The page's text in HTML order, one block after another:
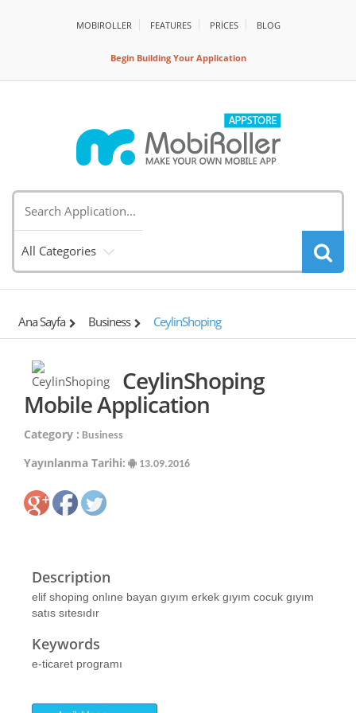
MOBIROLLER FEATURES PRİCES BLOG
Begin Building Your Application
All Categories
Ana Sayfa Business CeylinShoping
CeylinShoping
Mobile Application
Category : Business
Yayınlanma Tarihi: 13.09.2016
Description
elif shoping onlıne bayan gıyım erkek gıyım cocuk gıyım
satıs sıtesıdır
Keywords
e-ticaret programı